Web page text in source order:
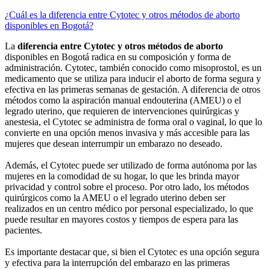
¿Cuál es la diferencia entre Cytotec y otros métodos de aborto
disponibles en Bogotá?
La diferencia entre Cytotec y otros métodos de aborto
disponibles en Bogotá radica en su composición y forma de
administración. Cytotec, también conocido como misoprostol, es un
medicamento que se utiliza para inducir el aborto de forma segura y
efectiva en las primeras semanas de gestación. A diferencia de otros
métodos como la aspiración manual endouterina (AMEU) o el
legrado uterino, que requieren de intervenciones quirúrgicas y
anestesia, el Cytotec se administra de forma oral o vaginal, lo que lo
convierte en una opción menos invasiva y más accesible para las
mujeres que desean interrumpir un embarazo no deseado.
Además, el Cytotec puede ser utilizado de forma autónoma por las
mujeres en la comodidad de su hogar, lo que les brinda mayor
privacidad y control sobre el proceso. Por otro lado, los métodos
quirúrgicos como la AMEU o el legrado uterino deben ser
realizados en un centro médico por personal especializado, lo que
puede resultar en mayores costos y tiempos de espera para las
pacientes.
Es importante destacar que, si bien el Cytotec es una opción segura
y efectiva para la interrupción del embarazo en las primeras